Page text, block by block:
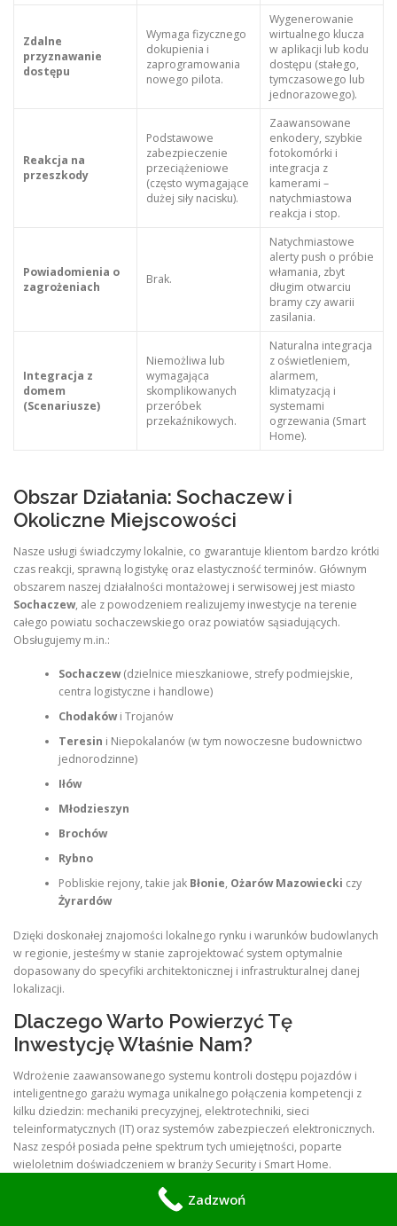
Zdalne
przyznawanie
dostępu
Wymaga fizycznego
dokupienia i
zaprogramowania
nowego pilota.
Wygenerowanie
wirtualnego klucza
w aplikacji lub kodu
dostępu (stałego,
tymczasowego lub
jednorazowego).
Reakcja na
przeszkody
Podstawowe
zabezpieczenie
przeciążeniowe
(często wymagające
dużej siły nacisku).
Zaawansowane
enkodery, szybkie
fotokomórki i
integracja z
kamerami –
natychmiastowa
reakcja i stop.
Powiadomienia o
zagrożeniach
Brak.
Natychmiastowe
alerty push o próbie
włamania, zbyt
długim otwarciu
bramy czy awarii
zasilania.
Integracja z
domem
(Scenariusze)
Niemożliwa lub
wymagająca
skomplikowanych
przeróbek
przekaźnikowych.
Naturalna integracja
z oświetleniem,
alarmem,
klimatyzacją i
systemami
ogrzewania (Smart
Home).
Obszar Działania: Sochaczew i
Okoliczne Miejscowości
Nasze usługi świadczymy lokalnie, co gwarantuje klientom bardzo krótki
czas reakcji, sprawną logistykę oraz elastyczność terminów. Głównym
obszarem naszej działalności montażowej i serwisowej jest miasto
Sochaczew, ale z powodzeniem realizujemy inwestycje na terenie
całego powiatu sochaczewskiego oraz powiatów sąsiadujących.
Obsługujemy m.in.:
Sochaczew(dzielnice mieszkaniowe, strefy podmiejskie,
centra logistyczne i handlowe)
Chodakówi Trojanów
Teresin i Niepokalanów (w tym nowoczesne budownictwo
jednorodzinne)
Iłów
Młodzieszyn
Brochów
Rybno
Pobliskie rejony, takie jak Błonie, Ożarów Mazowiecki czy
Żyrardów
Dzięki doskonałej znajomości lokalnego rynku i warunków budowlanych
w regionie, jesteśmy w stanie zaprojektować system optymalnie
dopasowany do specyfiki architektonicznej i infrastrukturalnej danej
lokalizacji.
Dlaczego Warto Powierzyć Tę
Inwestycję Właśnie Nam?
Wdrożenie zaawansowanego systemu kontroli dostępu pojazdów i
inteligentnego garażu wymaga unikalnego połączenia kompetencji z
kilku dziedzin: mechaniki precyzyjnej, elektrotechniki, sieci
teleinformatycznych (IT) oraz systemów zabezpieczeń elektronicznych.
Nasz zespół posiada pełne spektrum tych umiejętności, poparte
wieloletnim doświadczeniem w branży Security i Smart Home.
Zadzwoń